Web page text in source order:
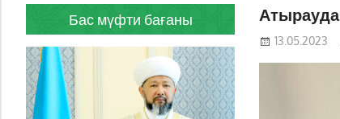
13.05.2023
Бас мүфти бағаны